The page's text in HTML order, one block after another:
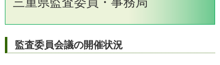
監査委員会議の開催状況